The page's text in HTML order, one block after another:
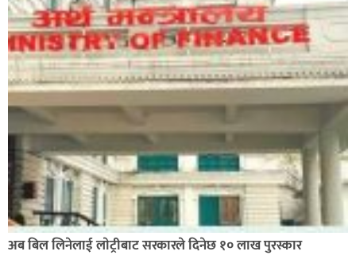
अब बिल लिनेलाई लाेट्रीबाट सरकारले दिनेछ १० लाख पुरस्कार